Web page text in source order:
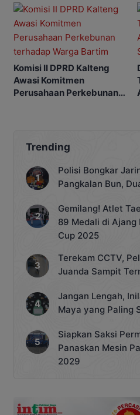
Komisi II DPRD Kalteng
Awasi Komitmen
Perusahaan Perkebunan
Trending
Polisi Bongkar
Pangkalan Bun,
Gemilang! Atlet
89 Medali di Ajang
Cup 2025
Terekam CCTV,
Juanda Sampit
Jangan Lengah,
Maya yang Paling
Siapkan Saksi
Panaskan Mesin
2029